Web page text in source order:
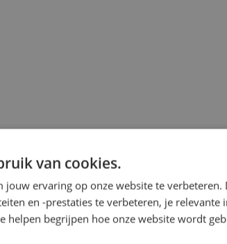
van cookies.
ervaring op onze website te verbeteren.
en -prestaties te verbeteren, je relevante
helpen begrijpen hoe onze website wordt